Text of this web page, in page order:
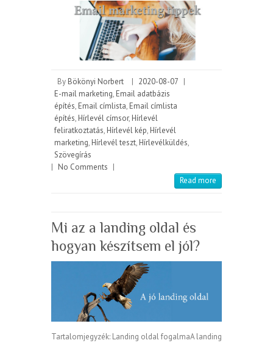
By Bökönyi Norbert | 2020-08-07 |
E-mail marketing, Email adatbázis
építés, Email címlista, Email címlista
építés, Hírlevél címsor, Hírlevél
feliratkoztatás, Hírlevél kép, Hírlevél
marketing, Hírlevél teszt, Hírlevélküldés,
Szövegírás
| No Comments |
Read more
Mi az a landing oldal és
hogyan készítsem el jól?
Tartalomjegyzék: Landing oldal fogalmaA landing